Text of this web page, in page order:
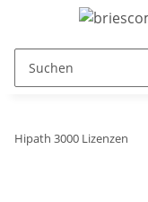
Hipath 3000 Lizenzen